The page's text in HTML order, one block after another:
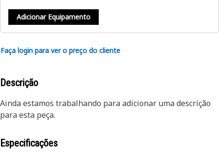
Adicionar Equipamento
Faça login para ver o preço do cliente
Descrição
Ainda estamos trabalhando para adicionar uma descrição
para esta peça.
Especificações